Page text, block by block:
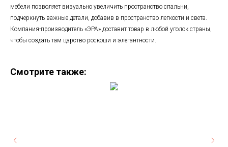
мебели позволяет визуально увеличить пространство спальни,
подчеркнуть важные детали, добавив в пространство легкости и света.
Компания-производитель «ЭРА» доставит товар в любой уголок страны,
чтобы создать там царство роскоши и элегантности.
Смотрите также: